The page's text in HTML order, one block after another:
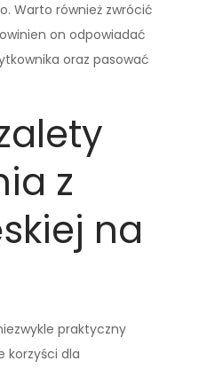
Warto również zwrócić
on odpowiadać
oraz pasować
z
na
praktyczny
korzyści dla